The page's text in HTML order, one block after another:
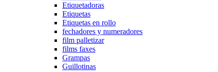
Etiquetadoras
Etiquetas
Etiquetas en rollo
fechadores y numeradores
film palletizar
films faxes
Grampas
Guillotinas